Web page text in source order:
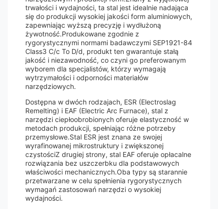
trwałości i wydajności, ta stal jest idealnie nadająca
się do produkcji wysokiej jakości form aluminiowych,
zapewniając wyższą precyzję i wydłużoną
żywotność.Produkowane zgodnie z
rygorystycznymi normami badawczymi SEP1921-84
Class3 C/c To D/d, produkt ten gwarantuje stałą
jakość i niezawodność, co czyni go preferowanym
wyborem dla specjalistów, którzy wymagają
wytrzymałości i odporności materiałów
narzędziowych.
Dostępna w dwóch rodzajach, ESR (Electroslag
Remelting) i EAF (Electric Arc Furnace), stal z
narzędzi ciepłoobrobionych oferuje elastyczność w
metodach produkcji, spełniając różne potrzeby
przemysłowe.Stal ESR jest znana ze swojej
wyrafinowanej mikrostruktury i zwiększonej
czystościZ drugiej strony, stal EAF oferuje opłacalne
rozwiązania bez uszczerbku dla podstawowych
właściwości mechanicznych.Oba typy są starannie
przetwarzane w celu spełnienia rygorystycznych
wymagań zastosowań narzędzi o wysokiej
wydajności.